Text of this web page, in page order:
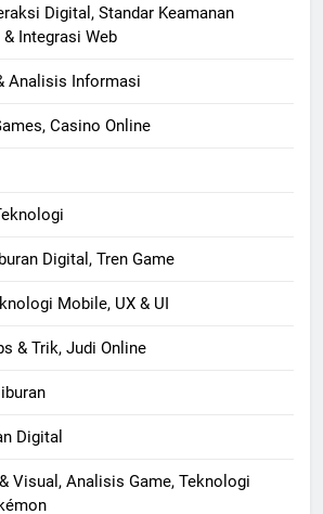
Digital, Standar Keamanan
Integrasi Web
Analisis Informasi
Casino Online
Digital, Tren Game
Mobile, UX & UI
& Trik, Judi Online
Digital
Visual, Analisis Game, Teknologi